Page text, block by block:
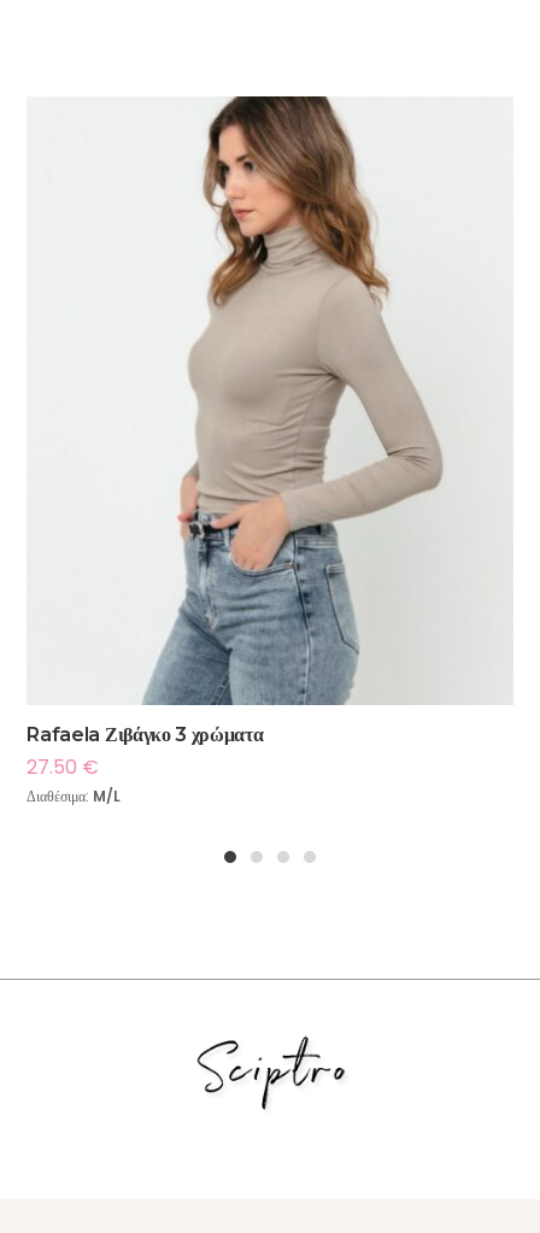
Rafaela Ζιβάγκο 3 χρώματα
27.50 €
Διαθέσιμα: M/L